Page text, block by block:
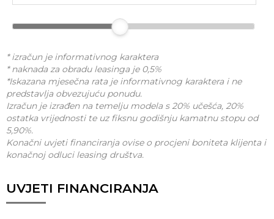
* izračun je informativnog karaktera
* naknada za obradu leasinga je 0,5%
*Iskazana mjesečna rata je informativnog karaktera i ne
predstavlja obvezujuću ponudu.
Izračun je izrađen na temelju modela s 20% učešća, 20%
ostatka vrijednosti te uz fiksnu godišnju kamatnu stopu od
5,90%.
Konačni uvjeti financiranja ovise o procjeni boniteta klijenta i
konačnoj odluci leasing društva.
UVJETI FINANCIRANJA